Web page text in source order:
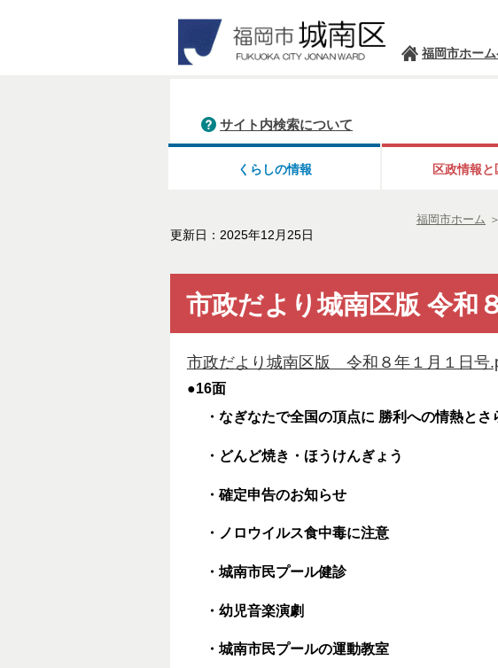
福岡市ホー
サイト内検索について
くらしの情報 区政情報
福岡市ホーム ＞
更新日：2025年12月25日
市政だより城南区版 令和
市政だより城南区版 令和８年１月１日号
●16面
・なぎなたで全国の頂点に 勝利への情熱と
・どんど焼き・ほうけんぎょう
・確定申告のお知らせ
・ノロウイルス食中毒に注意
・城南市民プール健診
・幼児音楽演劇
・城南市民プールの運動教室